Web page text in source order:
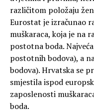
različitom položaju
Eurostat je izračunao
muškaraca, koja je na
postotna boda.
postotnih bodova), a
bodova). Hrvatska se
smjestila ispod
zaposlenosti
boda.